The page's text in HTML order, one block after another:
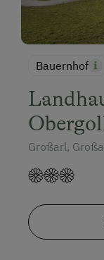
Bauernhof
Großarl,